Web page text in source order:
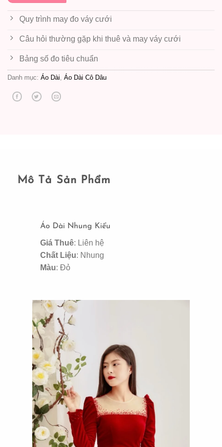
Quy trình may đo váy cưới
Câu hỏi thường gặp khi thuê và may váy cưới
Bảng số đo tiêu chuẩn
Danh mục: Áo Dài, Áo Dài Cô Dâu
Mô Tả Sản Phẩm
Áo Dài Nhung Kiểu
Giá Thuê: Liên hệ
Chất Liệu: Nhung
Màu: Đỏ